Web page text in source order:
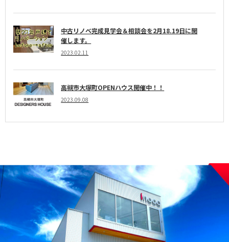
中古リノベ完成見学会＆相談会を2月18.19日に開
催します。
2023.02.11
高槻市大塚町OPENハウス開催中！！
2023.09.08